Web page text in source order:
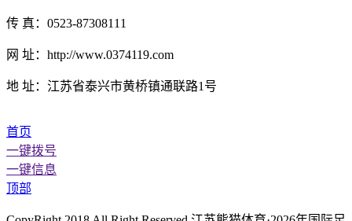
传 真：0523-87308111
网 址：http://www.0374119.com
地 址：江苏省泰兴市黄桥镇通联路1号
首页
一键拨号
一键信息
顶部